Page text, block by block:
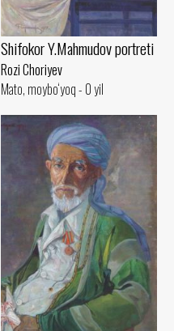
Shifokor Y.Mahmudov portreti
Rozi Choriyev
Mato, moybo‘yoq - 0 yil